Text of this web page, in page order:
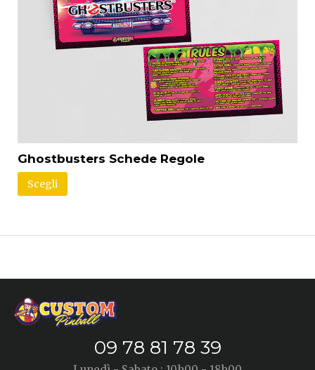
Ghostbusters Schede Regole
Scegli
09 78 81 78 39